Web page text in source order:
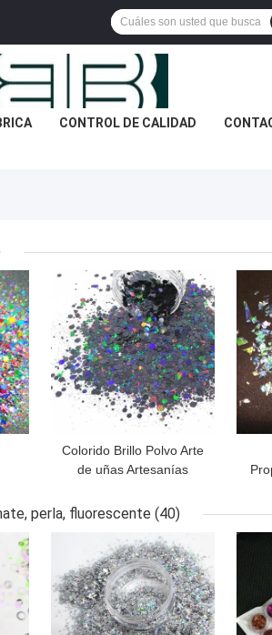
CONTROL DE CALIDAD
Colorido Brillo Polvo Arte
de uñas Artesanías
interiores Navidad
Fiestas Holográfico
Poliéster Chunky
mezclas a granel
MEJOR PRECIO
perla, fluorescente (40)
MEJOR PRECIO